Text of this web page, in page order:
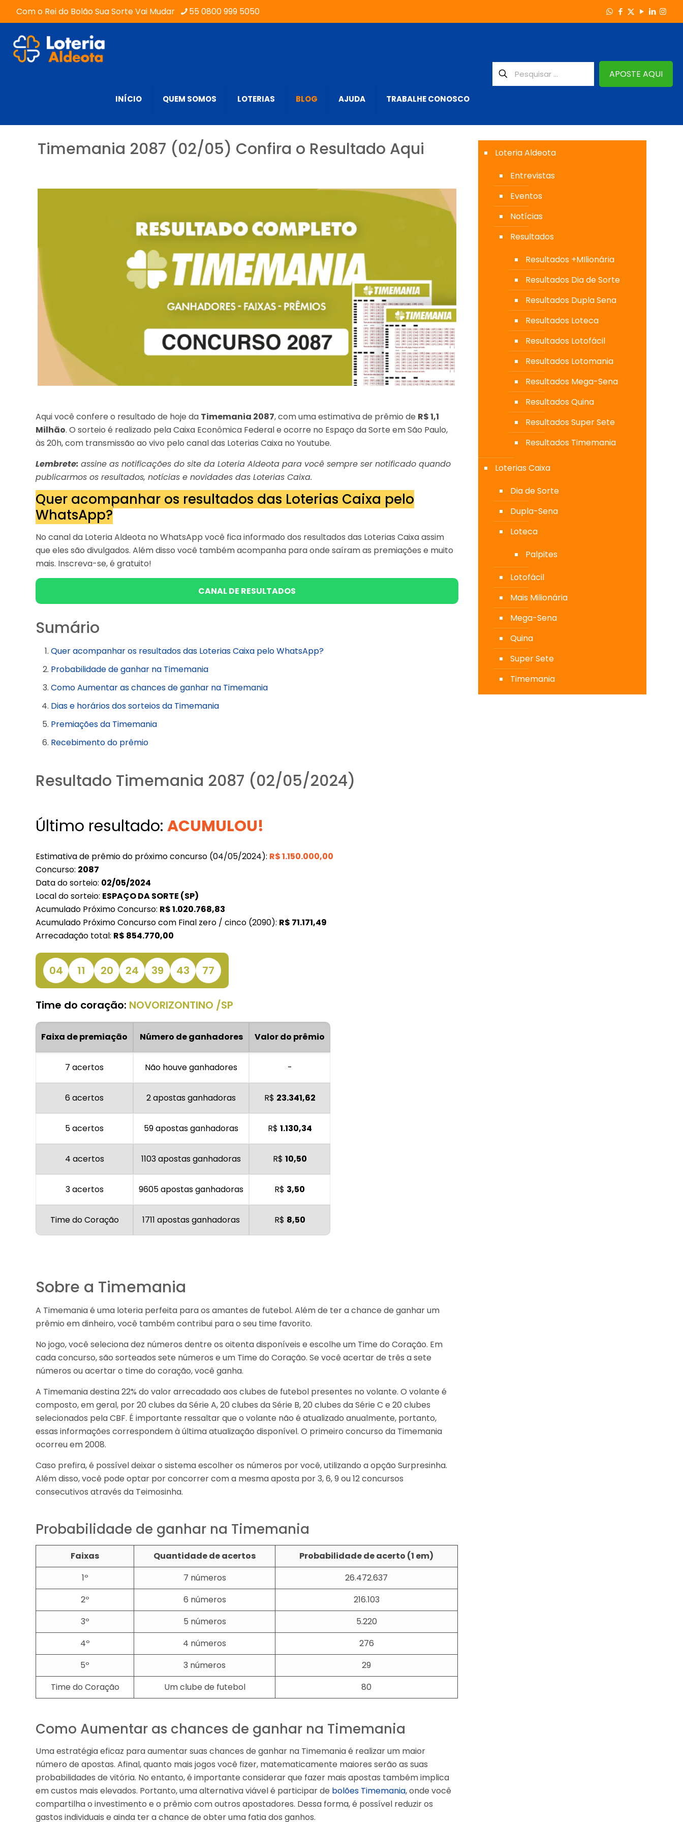
Com o Rei do Bolão Sua Sorte Vai Mudar 55 0800 999 5050
INÍCIO QUEM SOMOS LOTERIAS BLOG AJUDA TRABALHE CONOSCO
APOSTE AQUI
Timemania 2087 (02/05) Confira o Resultado Aqui
Aqui você confere o resultado de hoje da Timemania 2087, com uma estimativa de prêmio de R$ 1,1
Milhão. O sorteio é realizado pela Caixa Econômica Federal e ocorre no Espaço da Sorte em São Paulo,
às 20h, com transmissão ao vivo pelo canal das Loterias Caixa no Youtube.
Lembrete:assine as notificações do site da Loteria Aldeota para você sempre ser notificado quando
publicarmos os resultados, notícias e novidades das Loterias Caixa.
Quer acompanhar os resultados das Loterias Caixa pelo
WhatsApp?
No canal da Loteria Aldeota no WhatsApp você fica informado dos resultados das Loterias Caixa assim
que eles são divulgados. Além disso você também acompanha para onde saíram as premiações e muito
mais. Inscreva-se, é gratuito!
CANAL DE RESULTADOS
Sumário
Quer acompanhar os resultados das Loterias Caixa pelo WhatsApp?
Probabilidade de ganhar na Timemania
Como Aumentar as chances de ganhar na Timemania
Dias e horários dos sorteios da Timemania
Premiações da Timemania
Recebimento do prêmio
Resultado Timemania 2087 (02/05/2024)
Último resultado:ACUMULOU!
Estimativa de prêmio do próximo concurso (04/05/2024): R$1.150.000,00
Concurso: 2087
Data do sorteio: 02/05/2024
Local do sorteio: ESPAÇO DA SORTE (SP)
Acumulado Próximo Concurso: R$1.020.768,83
Acumulado Próximo Concurso com Final zero / cinco (2090): R$ 71.171,49
Arrecadação total: R$ 854.770,00
04 11 20 24 39 43 77
Time do coração: NOVORIZONTINO /SP
Faixa de premiação Número de ganhadores Valor do prêmio
7 acertos Não houve ganhadores -
6 acertos 2 apostas ganhadoras R$ 23.341,62
5 acertos 59 apostas ganhadoras R$ 1.130,34
4 acertos 1103 apostas ganhadoras R$ 10,50
3 acertos 9605 apostas ganhadoras R$ 3,50
Time do Coração 1711 apostas ganhadoras R$ 8,50
Sobre a Timemania
A Timemania é uma loteria perfeita para os amantes de futebol. Além de ter a chance de ganhar um
prêmio em dinheiro, você também contribui para o seu time favorito.
No jogo, você seleciona dez números dentre os oitenta disponíveis e escolhe um Time do Coração. Em
cada concurso, são sorteados sete números e um Time do Coração. Se você acertar de três a sete
números ou acertar o time do coração, você ganha.
A Timemania destina 22% do valor arrecadado aos clubes de futebol presentes no volante. O volante é
composto, em geral, por 20 clubes da Série A, 20 clubes da Série B, 20 clubes da Série C e 20 clubes
selecionados pela CBF. É importante ressaltar que o volante não é atualizado anualmente, portanto,
essas informações correspondem à última atualização disponível. O primeiro concurso da Timemania
ocorreu em 2008.
Caso prefira, é possível deixar o sistema escolher os números por você, utilizando a opção Surpresinha.
Além disso, você pode optar por concorrer com a mesma aposta por 3, 6, 9 ou 12 concursos
consecutivos através da Teimosinha.
Probabilidade de ganhar na Timemania
Faixas Quantidade de acertos
Probabilidade de acerto (1 em)
1º
7 números
26.472.637
2º
6 números
216.103
3º
5 números
5.220
4º
4 números
276
5º
3 números
29
Time do Coração
Um clube de futebol 80
Como Aumentar as chances de ganhar na Timemania
Uma estratégia eficaz para aumentar suas chances de ganhar na Timemania é realizar um maior
número de apostas. Afinal, quanto mais jogos você fizer, matematicamente maiores serão as suas
probabilidades de vitória. No entanto, é importante considerar que fazer mais apostas também implica
em custos mais elevados. Portanto, uma alternativa viável é participar de bolões Timemania, onde você
compartilha o investimento e o prêmio com outros apostadores. Dessa forma, é possível reduzir os
gastos individuais e ainda ter a chance de obter uma fatia dos ganhos.
Loteria Aldeota
Entrevistas
Eventos
Notícias
Resultados
Resultados +MIlionária
Resultados Dia de Sorte
Resultados Dupla Sena
Resultados Loteca
Resultados Lotofácil
Resultados Lotomania
Resultados Mega-Sena
Resultados Quina
Resultados Super Sete
Resultados Timemania
Loterias Caixa
Dia de Sorte
Dupla-Sena
Loteca
Palpites
Lotofácil
Mais Milionária
Mega-Sena
Quina
Super Sete
Timemania